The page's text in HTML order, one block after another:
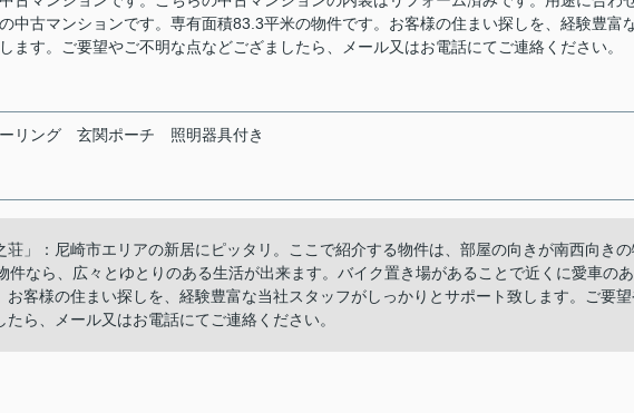
中古マンションです。専有面積83.3平米の物件です。お客様の住まい探しを、経験豊富
ます。ご要望やご不明な点などござましたら、メール又はお電話にてご連絡ください。
リング 玄関ポーチ 照明器具付き
荘」：尼崎市エリアの新居にピッタリ。ここで紹介する物件は、部屋の向きが南西向き
件なら、広々とゆとりのある生活が出来ます。バイク置き場があることで近くに愛車のあ
お客様の住まい探しを、経験豊富な当社スタッフがしっかりとサポート致します。ご要
ら、メール又はお電話にてご連絡ください。